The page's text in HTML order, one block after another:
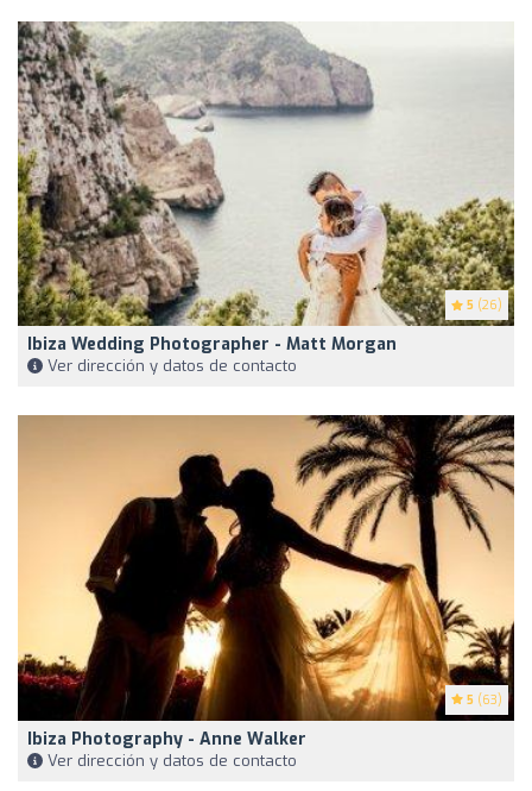
5 (26)
Ibiza Wedding Photographer - Matt Morgan
Ver dirección y datos de contacto
5 (63)
Ibiza Photography - Anne Walker
Ver dirección y datos de contacto